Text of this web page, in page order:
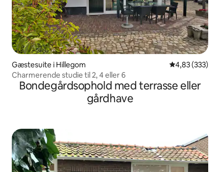
Gæstesuite i Hillegom 4,83 ud af 5 i
4,83 (333)
Charmerende studie til 2, 4 eller 6
Bondegårdsophold med terrasse eller
gårdhave